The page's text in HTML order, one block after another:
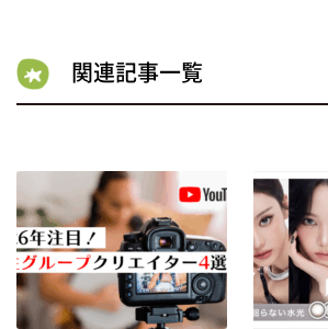
関連記事一覧